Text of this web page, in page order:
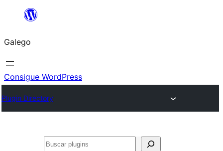
Saltar
contido
Galego
Consigue WordPress
Plugin Directory
Buscar